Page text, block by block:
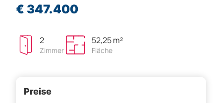
€ 347.400
2
Zimmer
52,25 m²
Fläche
Preise